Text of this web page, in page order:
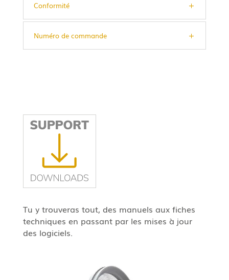
Conformité
Numéro de commande
Tu y trouveras tout, des manuels aux fiches
techniques en passant par les mises à jour
des logiciels.